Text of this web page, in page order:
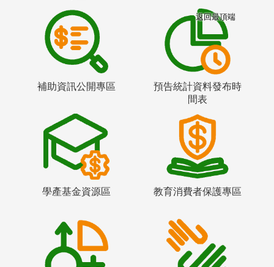
補助資訊公開專區
預告統計資料發布時
間表
學產基金資源區 教育消費者保護專區
返回最頂端